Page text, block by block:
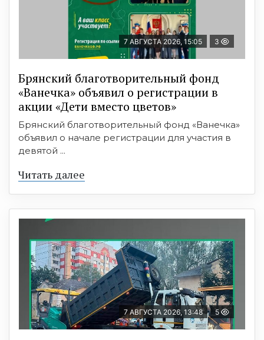
7 АВГУСТА 2026, 15:05 3
Брянский благотворительный фонд
«Ванечка» объявил о регистрации в
акции «Дети вместо цветов»
Брянский благотворительный фонд «Ванечка»
объявил о начале регистрации для участия в
девятой ...
Читать далее
7 АВГУСТА 2026, 13:48 5